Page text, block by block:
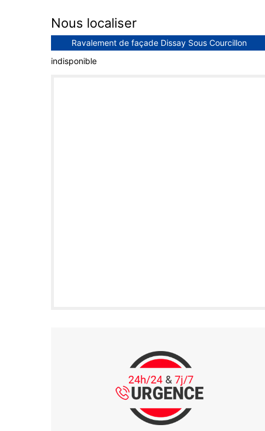
Nous localiser
Ravalement de façade Dissay Sous Courcillon
indisponible